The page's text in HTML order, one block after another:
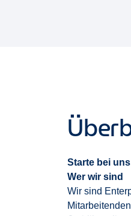
Starte bei
Wer wir sind
Wir sind